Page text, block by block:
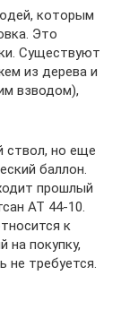
которым
Это
Существуют
из дерева и
взводом),
ствол, но еще
баллон.
прошлый
AT 44-10.
к
на покупку,
не требуется.